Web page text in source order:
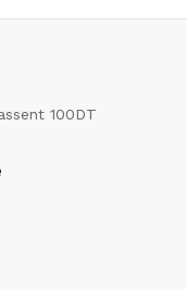
100DT